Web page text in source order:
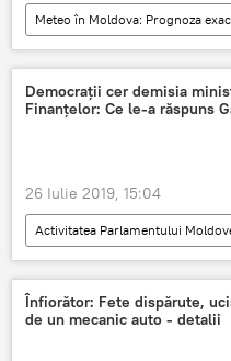
Meteo în Moldova: Prognoza
Știri
Republica Moldova
meteo
temperaturi extreme
Democrații cer demisia
Finanțelor: Ce le-a răspuns
26 Iulie 2019, 15:04
Activitatea Parlamentului
Știri
Republica Moldova
Parlament
Moțiune
Înfiorător: Fete dispărute,
de un mecanic auto - detalii